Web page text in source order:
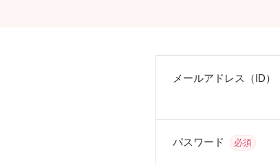
メールアドレス（ID）
パスワード 必須